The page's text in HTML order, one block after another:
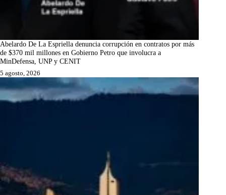
Abelardo De La Espriella denuncia corrupción en contratos por más
de $370 mil millones en Gobierno Petro que involucra a
MinDefensa, UNP y CENIT
5 agosto, 2026